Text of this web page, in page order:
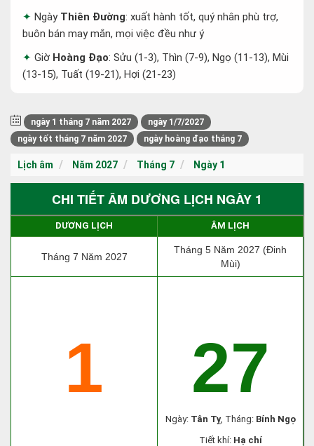
Ngày Thiên Đường: xuất hành tốt, quý nhân phù trợ,
buôn bán may mắn, mọi việc đều như ý
Giờ Hoàng Đạo: Sửu (1-3), Thìn (7-9), Ngọ (11-13), Mùi
(13-15), Tuất (19-21), Hợi (21-23)
ngày 1 tháng 7 năm 2027
ngày 1/7/2027
ngày tốt tháng 7 năm 2027
ngày hoàng đạo tháng 7
Lịch âm Năm 2027 Tháng 7 Ngày 1
CHI TIẾT ÂM DƯƠNG LỊCH NGÀY 1
DƯƠNG LỊCH ÂM LỊCH
Tháng 7 Năm 2027
Tháng 5 Năm 2027 (Đinh
Mùi)
1 27
Ngày: Tân Tỵ, Tháng: Bính Ngọ
Tiết khí: Hạ chí